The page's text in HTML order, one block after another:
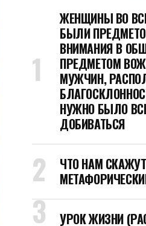
ЖЕНЩИНЫ ВО
БЫЛИ
ВНИМАНИЯ В
ПРЕДМЕТОМ
МУЖЧИН,
НУЖНО БЫЛО
ДОБИВАТЬСЯ
ЧТО НАМ СКАЖУТ
УРОК ЖИЗНИ